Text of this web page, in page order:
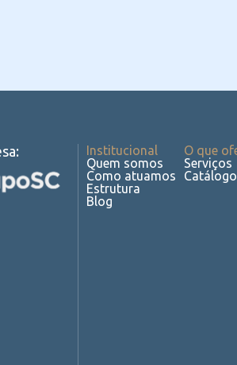
Institucional
Quem somos
Como atuamos
Estrutura
Blog
O que
Serviços
Catálogo